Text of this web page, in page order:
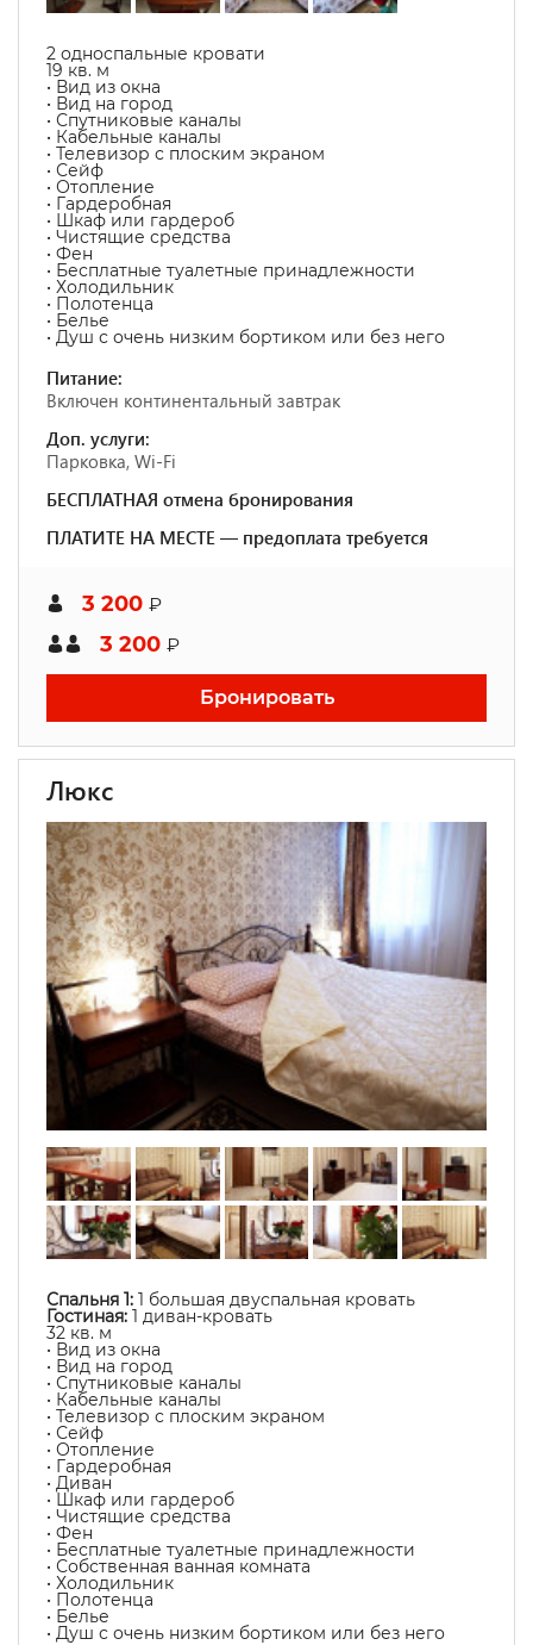
2 односпальные кровати
19 кв. м
• Вид из окна
• Вид на город
• Спутниковые каналы
• Кабельные каналы
• Телевизор с плоским экраном
• Сейф
• Отопление
• Гардеробная
• Шкаф или гардероб
• Чистящие средства
• Фен
• Бесплатные туалетные принадлежности
• Холодильник
• Полотенца
• Белье
• Душ с очень низким бортиком или без него
Питание:
Включен континентальный завтрак
Доп. услуги:
Парковка, Wi-Fi
БЕСПЛАТНАЯ отмена бронирования
ПЛАТИТЕ НА МЕСТЕ — предоплата требуется
3 200 ₽
3 200 ₽
Бронировать
Люкс
Спальня 1: 1 большая двуспальная кровать
Гостиная: 1 диван-кровать
32 кв. м
• Вид из окна
• Вид на город
• Спутниковые каналы
• Кабельные каналы
• Телевизор с плоским экраном
• Сейф
• Отопление
• Гардеробная
• Диван
• Шкаф или гардероб
• Чистящие средства
• Фен
• Бесплатные туалетные принадлежности
• Собственная ванная комната
• Холодильник
• Полотенца
• Белье
• Душ с очень низким бортиком или без него